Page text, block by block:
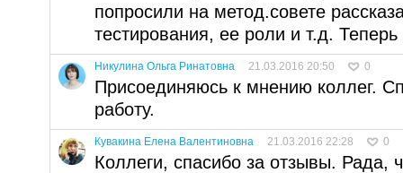
попросили на метод.совете
тестирования, ее роли и т.д. Теперь
Никулина Ольга Ринатовна 21.03.2016 20:50 0
Присоединяюсь к мнению коллег.
работу.
Кувакина Елена Валентиновна 21.03.2016 22:28 0
Коллеги, спасибо за отзывы. Рада,